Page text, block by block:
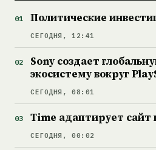
Политические
СЕГОДНЯ, 12:41
Sony создает
экосистему вокруг
СЕГОДНЯ, 08:01
Time адаптирует
СЕГОДНЯ, 00:02